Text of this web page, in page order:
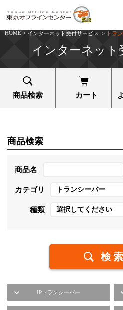
HOME > インターネット受付サービス > トラ
インターネット
商品検索 カート
商品検索
商品名
カテゴリ
種類
IPトランシーバー